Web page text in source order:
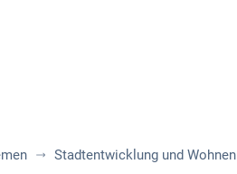
Stadtentwicklung und Wohnen